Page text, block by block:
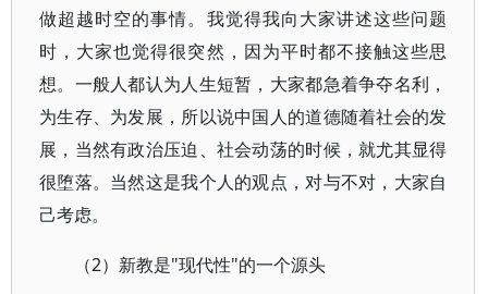
做超越时空的事情。我觉得我向大家讲述这些问题
时，大家也觉得很突然，因为平时都不接触这些思
想。一般人都认为人生短暂，大家都急着争夺名利，
为生存、为发展，所以说中国人的道德随着社会的发
展，当然有政治压迫、社会动荡的时候，就尤其显得
很堕落。当然这是我个人的观点，对与不对，大家自
己考虑。
（2）新教是"现代性"的一个源头